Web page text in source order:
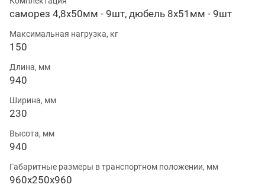
саморез 4,8х50мм - 9шт, дюбель 8х51мм - 9шт
Максимальная нагрузка, кг
150
Длина, мм
940
Ширина, мм
230
Высота, мм
940
Габаритные размеры в транспортном положении, мм
960х250х960